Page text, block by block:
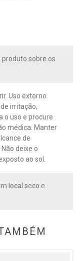
produto sobre os
Uso externo.
irritação,
o uso e procure
médica. Manter
de
deixe o
ao sol.
local seco e